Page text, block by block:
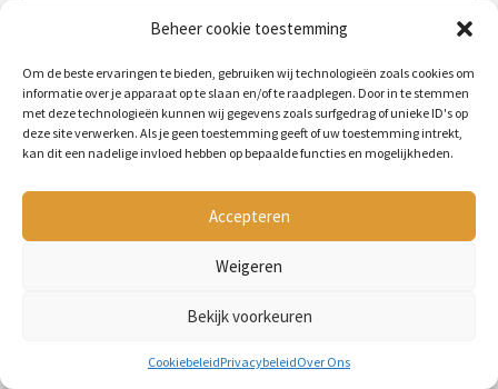
Beheer cookie toestemming
Om de beste ervaringen te bieden, gebruiken wij technologieën zoals cookies om
informatie over je apparaat op te slaan en/of te raadplegen. Door in te stemmen
met deze technologieën kunnen wij gegevens zoals surfgedrag of unieke ID's op
deze site verwerken. Als je geen toestemming geeft of uw toestemming intrekt,
kan dit een nadelige invloed hebben op bepaalde functies en mogelijkheden.
Accepteren
Weigeren
Bekijk voorkeuren
CookiebeleidPrivacybeleidOver Ons
Vis
Vogel
De beste op het gebied van